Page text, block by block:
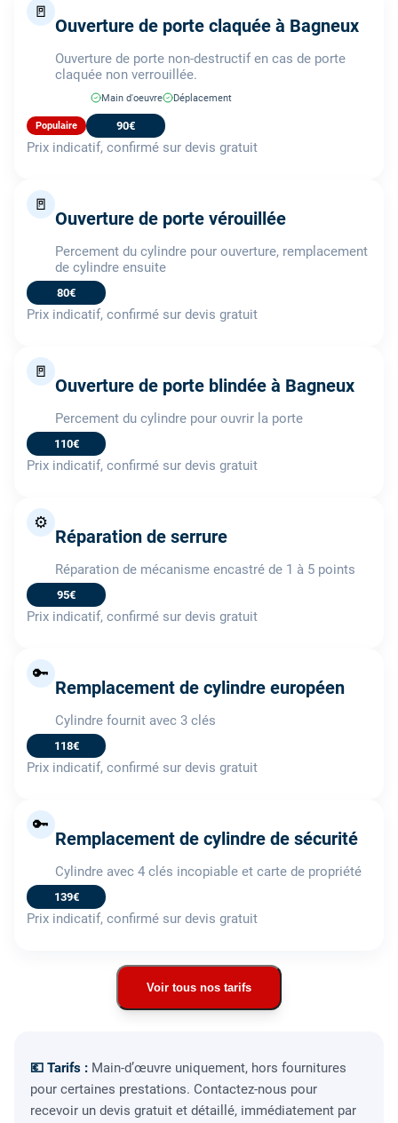
🚪
Ouverture de porte claquée à Bagneux
Ouverture de porte non-destructif en cas de porte
claquée non verrouillée.
Main d'oeuvre Déplacement
Populaire 90€
Prix indicatif, confirmé sur devis gratuit
🚪
Ouverture de porte vérouillée
Percement du cylindre pour ouverture, remplacement
de cylindre ensuite
80€
Prix indicatif, confirmé sur devis gratuit
🚪
Ouverture de porte blindée à Bagneux
Percement du cylindre pour ouvrir la porte
110€
Prix indicatif, confirmé sur devis gratuit
⚙️
Réparation de serrure
Réparation de mécanisme encastré de 1 à 5 points
95€
Prix indicatif, confirmé sur devis gratuit
🔑
Remplacement de cylindre européen
Cylindre fournit avec 3 clés
118€
Prix indicatif, confirmé sur devis gratuit
🔑
Remplacement de cylindre de sécurité
Cylindre avec 4 clés incopiable et carte de propriété
139€
Prix indicatif, confirmé sur devis gratuit
Voir tous nos tarifs
💶 Tarifs : Main-d’œuvre uniquement, hors fournitures
pour certaines prestations. Contactez-nous pour
recevoir un devis gratuit et détaillé, immédiatement par